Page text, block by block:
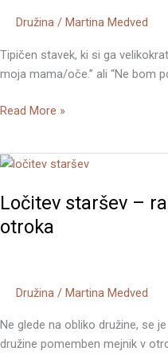
Družina / Martina Medved
Tipičen stavek, ki si ga
moja mama/oče.” ali “Ne bom
kot
moja
Read More »
Ločitev staršev –
otroka
Družina / Martina Medved
Ne glede na obliko družine, se
družine pomemben mejnik v
Ločitev
–
razmišljanje